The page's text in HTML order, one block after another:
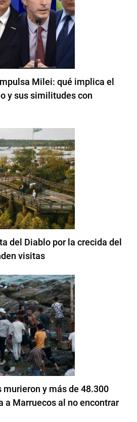
Milei: qué implica el
y sus similitudes con
del Diablo por la crecida del
visitas
murieron y más de 48.300
a Marruecos al no encontrar